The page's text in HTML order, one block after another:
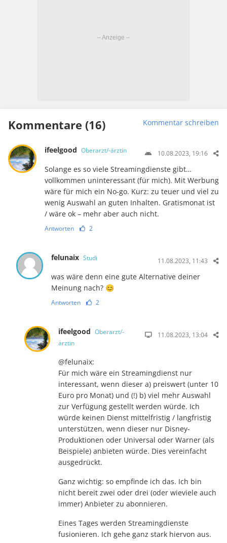
Kommentare (16) Kommentar schreiben
ifeelgood Oberarzt/-ärztin 10.08.2023, 19:16
Solange es so viele Streamingdienste gibt…
vollkommen uninteressant (für mich). Mit Werbung
wäre für mich ein No-go. Kurz: zu teuer und viel zu
wenig Auswahl an guten Inhalten. Gratismonat ist
/ wäre ok – mehr aber auch nicht.
Antworten 2
felunaix Studi 11.08.2023, 11:43
was wäre denn eine gute Alternative deiner
Meinung nach? 😊
Antworten 2
ifeelgood Oberarzt/-
ärztin
11.08.2023, 13:04
@felunaix:
Für mich wäre ein Streamingdienst nur
interessant, wenn dieser a) preiswert (unter 10
Euro pro Monat) und (!) b) viel mehr Auswahl
zur Verfügung gestellt werden würde. Ich
würde keinen Dienst mittelfristig / langfristig
unterstützen, wenn dieser nur Disney-
Produktionen oder Universal oder Warner (als
Beispiele) anbieten würde. Dies vereinfacht
ausgedrückt.
Ganz wichtig: so empfinde ich das. Ich bin
nicht bereit zwei oder drei (oder wieviele auch
immer) Anbieter zu abonnieren.
Eines Tages werden Streamingdienste
fusionieren. Ich gehe ganz stark hiervon aus.